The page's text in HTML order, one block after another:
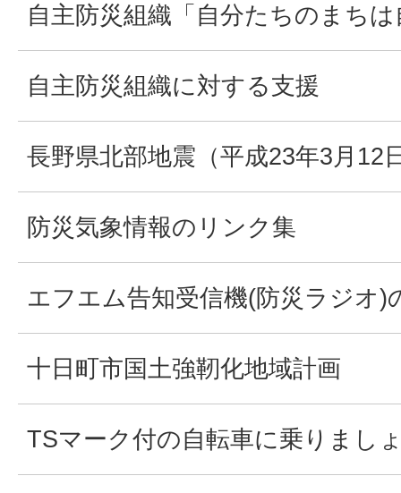
自主防災組織「自分たちのまち
自主防災組織に対する支援
長野県北部地震（平成23年3月12
防災気象情報のリンク集
エフエム告知受信機(防災ラジオ)
十日町市国土強靭化地域計画
TSマーク付の自転車に乗りまし